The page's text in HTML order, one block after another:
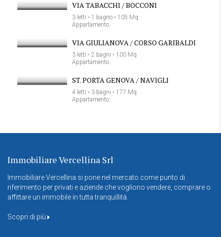
VIA TABACCHI / BOCCONI
3 letti • 1 bagno • 105 Mq
Appartamento
VIA GIULIANOVA / CORSO GARIBALDI
3 letti • 2 bagni • 100 Mq
Appartamento
ST. PORTA GENOVA / NAVIGLI
4 letti • 3 bagni • 177 Mq
Appartamento
Immobiliare Vercellina Srl
Immobiliare Vercellina si pone nel mercato come punto di
riferimento per privati e aziende che vogliono vendere, comprare o
affittare un immobile in tutta tranquillità.
Scopri di più